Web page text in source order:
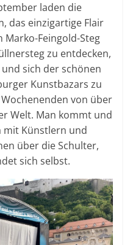
laden die
das einzigartige Flair
Marko-Feingold-Steg
zu entdecken,
sich der schönen
Kunstbazars zu
von über
Welt. Man kommt und
mit Künstlern und
über die Schulter,
sich selbst.